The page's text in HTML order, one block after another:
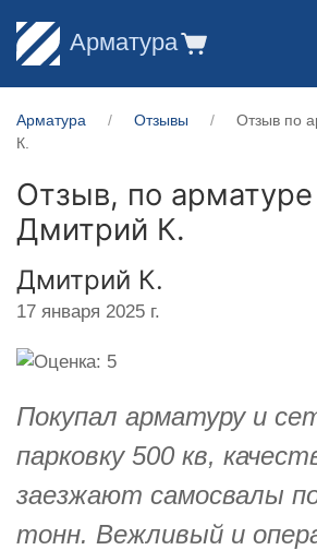
Арматура
Арматура Отзывы
Отзыв по
К.
Отзыв, по арматуре
Дмитрий К.
Дмитрий К.
17 января 2025 г.
Покупал арматуру и
парковку 500 кв,
заезжают самосвалы
тонн. Вежливый и